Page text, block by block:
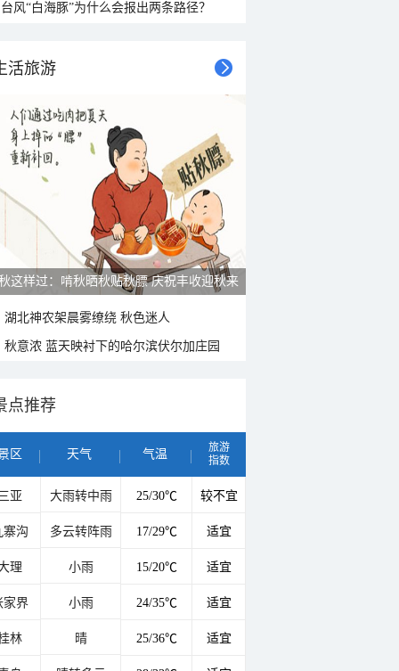
台风“白海豚”为什么会报出两条路径？
活旅游
雨后峨眉沟壑尽显 金顶显真容
湖北神农架晨雾缭绕 秋色迷人
秋意浓 蓝天映衬下的哈尔滨伏尔加庄园
点推荐
区 天气 气温
旅游
指数
亚 大雨转中雨 25/30℃ 较不宜
寨沟 多云转阵雨 17/29℃ 适宜
理 小雨 15/20℃ 适宜
家界 小雨 24/35℃ 适宜
林 晴 25/36℃ 适宜